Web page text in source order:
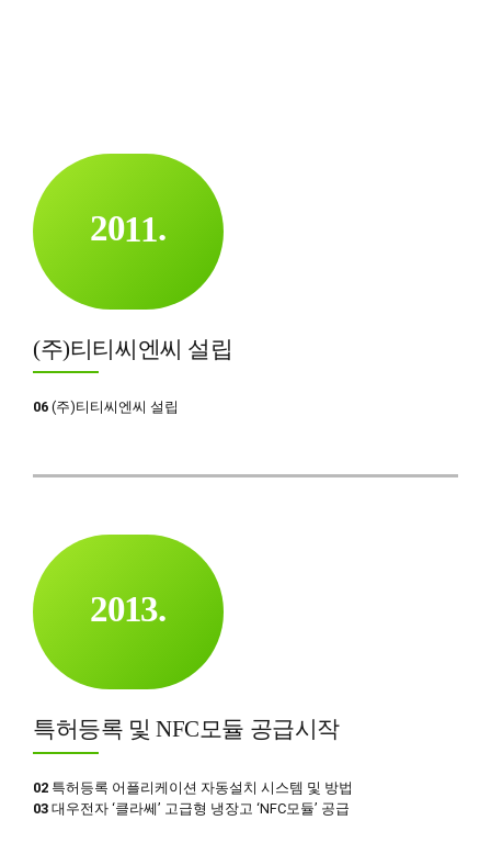
0
2
4
5
6
7
9
8
01
3
4
5
6
8
1
3
4
5
6
8
.
(주)티티씨엔씨 설립
06 (주)티티씨엔씨 설립
0
2
4
5
6
7
8
0
3
4
6
8
01
3
4
5
6
7
1
3
5
6
7
8
9
.
특허등록 및 NFC모듈 공급시작
02 특허등록 어플리케이션 자동설치 시스템 및 방법
03 대우전자 ‘클라쎄’ 고급형 냉장고 ‘NFC모듈’ 공급
1
2
4